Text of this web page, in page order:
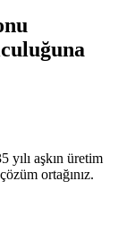
yılı aşkın üretim
ortağınız.